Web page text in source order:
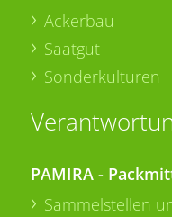
Ackerbau
Saatgut
Sonderkulturen
PAMIRA -
Sammelstellen